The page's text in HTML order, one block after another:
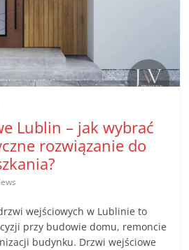
Lublin – jak wybrać
rozwiązanie do
wejściowych w Lublinie to
przy budowie domu, remoncie
budynku. Drzwi wejściowe